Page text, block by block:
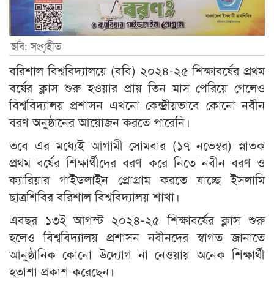
ছবি: সংগৃহীত
বরিশাল বিশ্ববিদ্যালয়ে (ববি) ২০২৪-২৫ শিক্ষাবর্ষের প্রথম
বর্ষের ক্লাস শুরু হওয়ার প্রায় তিন মাস পেরিয়ে গেলেও
বিশ্ববিদ্যালয় প্রশাসন এখনো কেন্দ্রীয়ভাবে কোনো নবীন
বরণ অনুষ্ঠানের আয়োজন করতে পারেনি।
তবে এর মধ্যেই আগামী সোমবার (১৭ নভেম্বর) স্নাতক
প্রথম বর্ষের শিক্ষার্থীদের বরণ করে নিতে নবীন বরণ ও
ক্যারিয়ার গাইডলাইন প্রোগ্রাম করতে যাচ্ছে ইসলামি
ছাত্রশিবির বরিশাল বিশ্ববিদ্যালয় শাখা।
এবছর ১৩ই আগস্ট ২০২৪-২৫ শিক্ষাবর্ষের ক্লাস শুরু
হলেও বিশ্ববিদ্যালয় প্রশাসন নবীনদের স্বাগত জানাতে
আনুষ্ঠানিক কোনো উদ্যোগ না নেওয়ায় অনেক শিক্ষার্থী
হতাশা প্রকাশ করেছেন।